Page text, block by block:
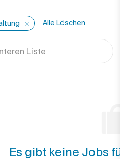
Alle Löschen
Liste
Es gibt keine Jobs